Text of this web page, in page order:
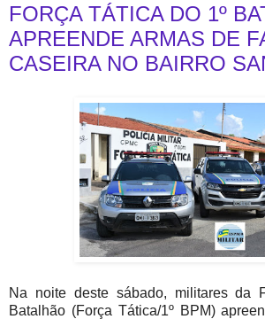
FORÇA TÁTICA DO 1º
APREENDE ARMAS DE
CASEIRA NO BAIRRO
Na noite deste sábado, militares da
Batalhão (Força Tática/1º BPM)